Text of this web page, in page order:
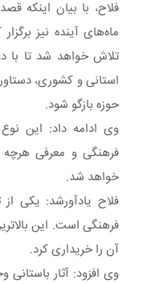
فلاح، با بیان اینکه
ماه‌های آینده نیز
تلاش خواهد شد تا
استانی و کشوری،
حوزه بازگو شود.
وی ادامه داد: این
فرهنگی و معرفی هرچه
خواهد شد.
فلاح یادآورشد: یکی
فرهنگی است. این
آن را خریداری کرد.
وی افزود: آثار